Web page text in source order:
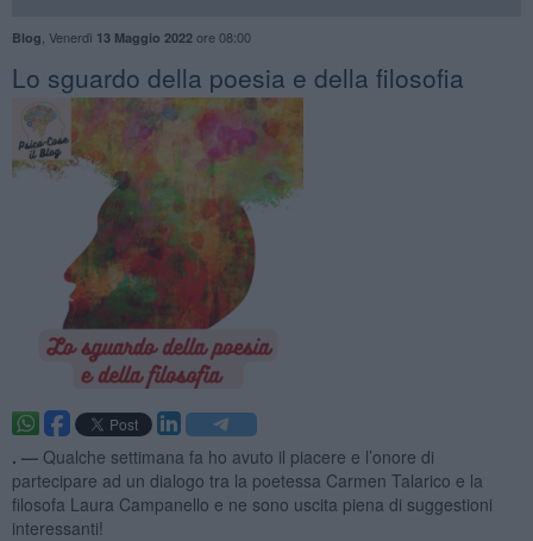
Blog Venerdì 13 Maggio 2022ore 08:00
​Lo sguardo della poesia e della filosofia
. — Qualche settimana fa ho avuto il piacere e l’onore di
partecipare ad un dialogo tra la poetessa Carmen Talarico e la
filosofa Laura Campanello e ne sono uscita piena di suggestioni
interessanti!